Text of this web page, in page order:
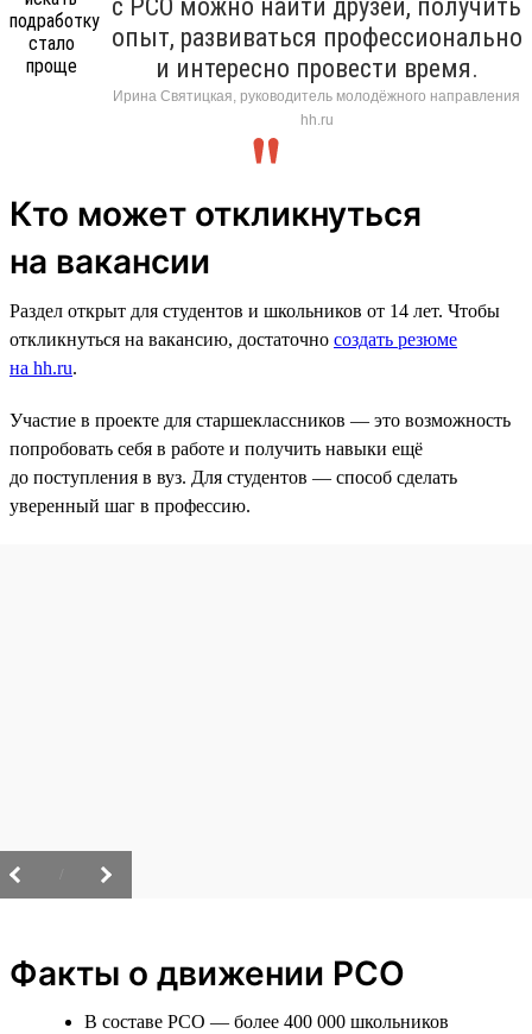
с РСО можно найти друзей, получить
опыт, развиваться профессионально
и интересно провести время.
Ирина Святицкая, руководитель молодёжного направления
hh.ru
Кто может откликнуться
на вакансии
Раздел открыт для студентов и школьников от 14 лет. Чтобы
откликнуться на вакансию, достаточно создать резюме
на hh.ru.
Участие в проекте для старшеклассников — это возможность
попробовать себя в работе и получить навыки ещё
до поступления в вуз. Для студентов — способ сделать
уверенный шаг в профессию.
Факты о движении РСО
В составе РСО — более 400 000 школьников